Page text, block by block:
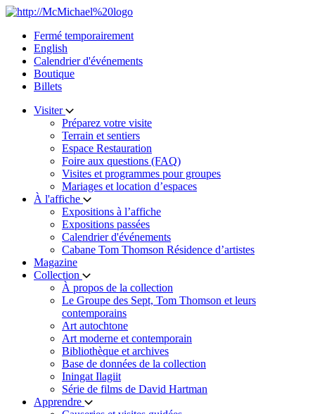
Skip
contentFermé temporairement
English
Calendrier d'événements
Boutique
Billets
Visiter
Préparez votre visite
Terrain et sentiers
Espace Restauration
Foire aux questions (FAQ)
Visites et programmes pour groupes
Mariages et location d’espaces
À l'affiche
Expositions à l’affiche
Expositions passées
Calendrier d'événements
Cabane Tom Thomson Résidence d’artistes
Magazine
Collection
À propos de la collection
Le Groupe des Sept, Tom Thomson et leurs
contemporains
Art autochtone
Art moderne et contemporain
Bibliothèque et archives
Base de données de la collection
Iningat Ilagiit
Série de films de David Hartman
Apprendre